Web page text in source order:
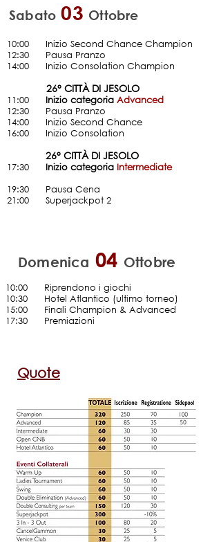
Sabato 03 Ottobre
10:00
Inizio Second Chance Champion
12:30 Pausa Pranzo
​14:00 Inizio Consolation Champion
26° CITTÀ DI JESOLO
11:00 Inizio categoria Advanced
12:30 Pausa Pranzo
14:00 Inizio Second Chance
​16:00 Inizio Consolation​
26° CITTÀ DI JESOLO
17:30 Inizio categoria Intermediate
19:30
Pausa Cena
21:00 Superjackpot 2
Domenica 04 Ottobre
10:00
Riprendono i giochi
10:30
Hotel Atlantico (ultimo torneo)
15:00
Finali Champion & Advanced
17:30
Premiazioni
Quote